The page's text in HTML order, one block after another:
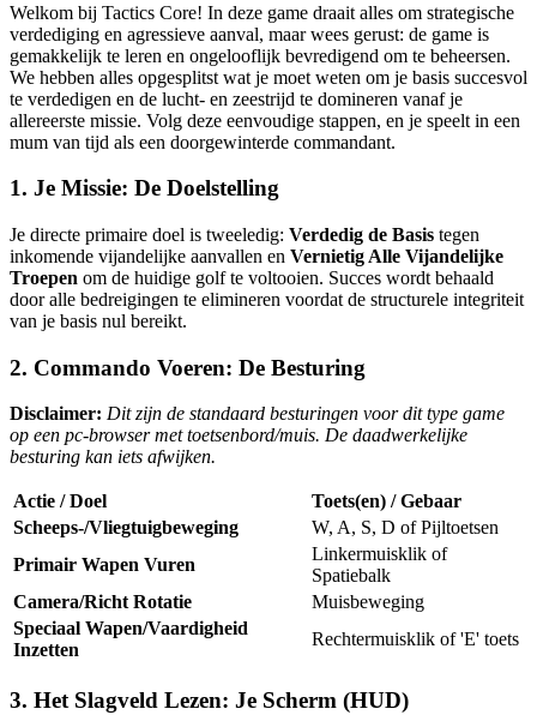
Welkom bij Tactics Core! In deze game draait alles om strategische
verdediging en agressieve aanval, maar wees gerust: de game is
gemakkelijk te leren en ongelooflijk bevredigend om te beheersen.
We hebben alles opgesplitst wat je moet weten om je basis succesvol
te verdedigen en de lucht- en zeestrijd te domineren vanaf je
allereerste missie. Volg deze eenvoudige stappen, en je speelt in een
mum van tijd als een doorgewinterde commandant.
1. Je Missie: De Doelstelling
Je directe primaire doel is tweeledig: Verdedig de Basis tegen
inkomende vijandelijke aanvallen en Vernietig Alle Vijandelijke
Troepen om de huidige golf te voltooien. Succes wordt behaald
door alle bedreigingen te elimineren voordat de structurele integriteit
van je basis nul bereikt.
2. Commando Voeren: De Besturing
Disclaimer: Dit zijn de standaard besturingen voor dit type game
op een pc-browser met toetsenbord/muis. De daadwerkelijke
besturing kan iets afwijken.
Actie / Doel
Toets(en) / Gebaar
Scheeps-/Vliegtuigbeweging
W, A, S, D of Pijltoetsen
Primair Wapen Vuren
Linkermuisklik of
Spatiebalk
Camera/Richt Rotatie
Muisbeweging
Speciaal Wapen/Vaardigheid
Inzetten
Rechtermuisklik of 'E' toets
3. Het Slagveld Lezen: Je Scherm (HUD)